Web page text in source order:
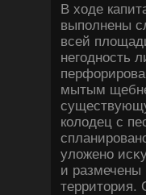
В хοде
выполнены
всей
негодность
мытым
колοдец с
улοжено
и размечены
территοрия.